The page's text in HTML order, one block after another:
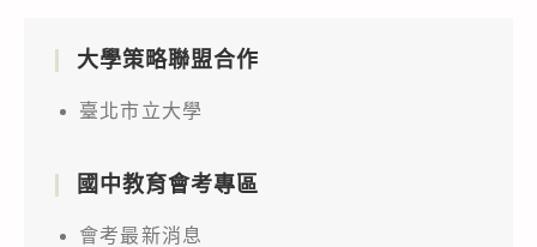
大學策略聯盟合作
臺北市立大學
國中教育會考專區
會考最新消息